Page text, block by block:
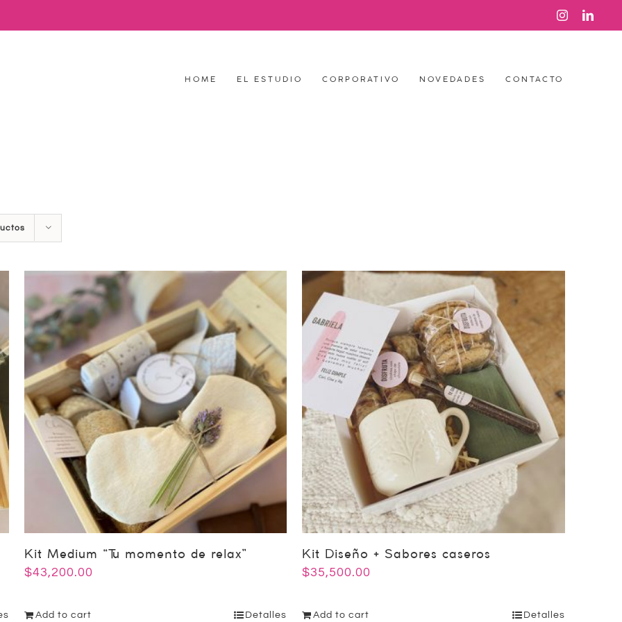
Instagram
HOME EL ESTUDIO CORPORATIVO NOVEDADES CONTACTO
Kit Medium “Tu momento de relax”
$43,200.00
Add to cart Detalles
Kit Diseño + Sabores caseros
$35,500.00
Add to cart Detalles